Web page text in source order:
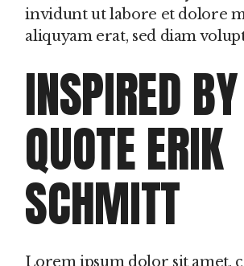
invidunt ut labore et dolore
aliquyam erat, sed diam
INSPIRED
QUOTE ERIK
SCHMITT
Lorem ipsum dolor sit amet,